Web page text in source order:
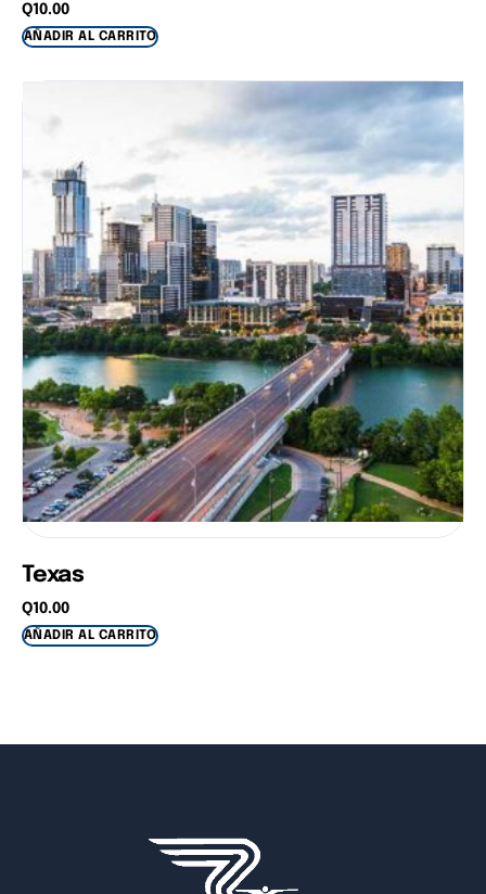
Q10.00
AÑADIR AL CARRITO
Texas
Q10.00
AÑADIR AL CARRITO